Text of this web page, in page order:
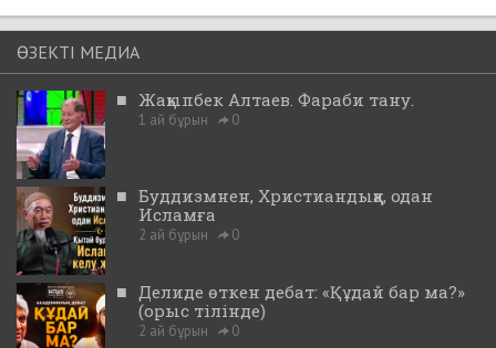
ӨЗЕКТІ МЕДИА
■ Жақыпбек Алтаев. Фараби тану.
1 ай бұрын 0
■ Буддизмнен, Христиандыққа, одан
Исламға
2 ай бұрын 0
■ Делиде өткен дебат: «Құдай бар ма?»
(орыс тілінде)
2 ай бұрын 0